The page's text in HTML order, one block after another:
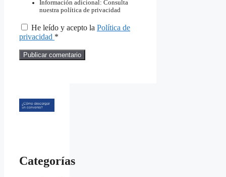
Información adicional: Consulta
nuestra política de privacidad
He leído y acepto la Política de
privacidad *
Categorías